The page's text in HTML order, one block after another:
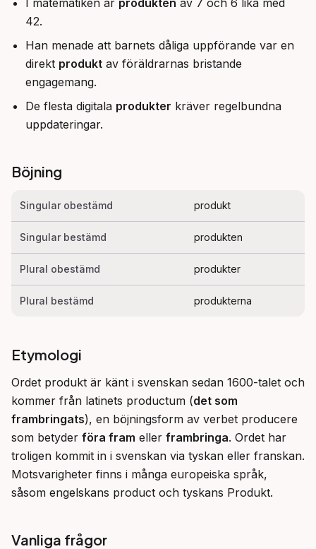
I matematiken är produkten av 7 och 6 lika med
42.
Han menade att barnets dåliga uppförande var en
direkt produkt av föräldrarnas bristande
engagemang.
De flesta digitala produkter kräver regelbundna
uppdateringar.
Böjning
Singular obestämd produkt
Singular bestämd produkten
Plural obestämd produkter
Plural bestämd produkterna
Etymologi
Ordet produkt är känt i svenskan sedan 1600-talet och
kommer från latinets productum (det som
frambringats), en böjningsform av verbet producere
som betyder föra fram eller frambringa. Ordet har
troligen kommit in i svenskan via tyskan eller franskan.
Motsvarigheter finns i många europeiska språk,
såsom engelskans product och tyskans Produkt.
Vanliga frågor